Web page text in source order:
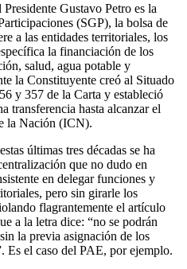
Gustavo Petro es la
(SGP), la bolsa de
a las entidades territoriales, los
la financiación de los
salud, agua potable y
la Constituyente creó al Situado
y 357 de la Carta y estableció
transferencia hasta alcanzar el
la Nación (ICN).
últimas tres décadas se ha
que no dudo en
en delegar funciones y
pero sin girarle los
flagrantemente el artículo
a la letra dice: “no se podrán
la previa asignación de los
Es el caso del PAE, por ejemplo.